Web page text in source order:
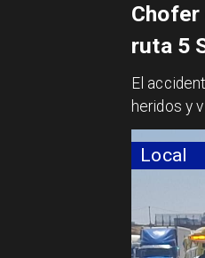
Local
ruta 5
El
heridos y